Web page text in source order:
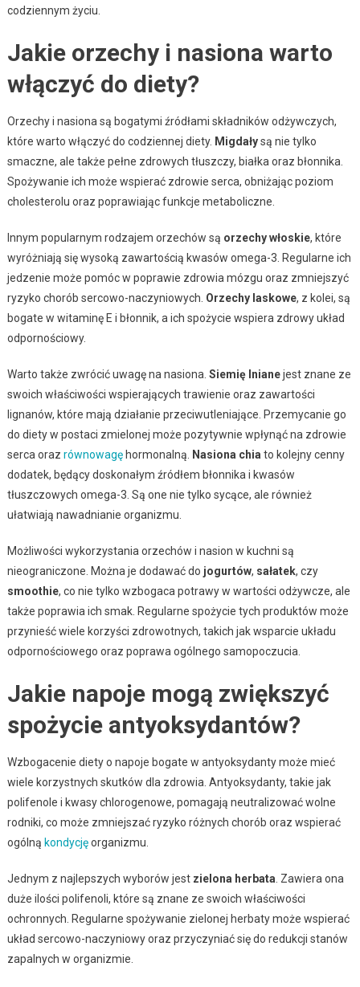
codziennym życiu.
Jakie orzechy i nasiona warto
włączyć do diety?
Orzechy i nasiona są bogatymi źródłami składników odżywczych,
które warto włączyć do codziennej diety. Migdałysą nie tylko
smaczne, ale także pełne zdrowych tłuszczy, białka oraz błonnika.
Spożywanie ich może wspierać zdrowie serca, obniżając poziom
cholesterolu oraz poprawiając funkcje metaboliczne.
Innym popularnym rodzajem orzechów są orzechy włoskie, które
wyróżniają się wysoką zawartością kwasów omega-3. Regularne ich
jedzenie może pomóc w poprawie zdrowia mózgu oraz zmniejszyć
ryzyko chorób sercowo-naczyniowych. Orzechy laskowe, z kolei, są
bogate w witaminę E i błonnik, a ich spożycie wspiera zdrowy układ
odpornościowy.
Warto także zwrócić uwagę na nasiona. Siemię lnianejest znane ze
swoich właściwości wspierających trawienie oraz zawartości
lignanów, które mają działanie przeciwutleniające. Przemycanie go
do diety w postaci zmielonej może pozytywnie wpłynąć na zdrowie
serca oraz równowagęhormonalną. Nasiona chia to kolejny cenny
dodatek, będący doskonałym źródłem błonnika i kwasów
tłuszczowych omega-3. Są one nie tylko sycące, ale również
ułatwiają nawadnianie organizmu.
Możliwości wykorzystania orzechów i nasion w kuchni są
nieograniczone. Można je dodawać do jogurtów, sałatek, czy
smoothie, co nie tylko wzbogaca potrawy w wartości odżywcze, ale
także poprawia ich smak. Regularne spożycie tych produktów może
przynieść wiele korzyści zdrowotnych, takich jak wsparcie układu
odpornościowego oraz poprawa ogólnego samopoczucia.
Jakie napoje mogą zwiększyć
spożycie antyoksydantów?
Wzbogacenie diety o napoje bogate w antyoksydanty może mieć
wiele korzystnych skutków dla zdrowia. Antyoksydanty, takie jak
polifenole i kwasy chlorogenowe, pomagają neutralizować wolne
rodniki, co może zmniejszać ryzyko różnych chorób oraz wspierać
ogólną kondycjęorganizmu.
Jednym z najlepszych wyborów jest zielona herbata . Zawiera ona
duże ilości polifenoli, które są znane ze swoich właściwości
ochronnych. Regularne spożywanie zielonej herbaty może wspierać
układ sercowo-naczyniowy oraz przyczyniać się do redukcji stanów
zapalnych w organizmie.